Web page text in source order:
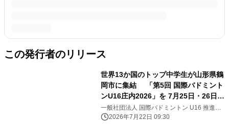
この発行者のリリース
世界13か国のトップ中学生が山形県鶴
岡市に集結 「第5回 国際バドミント
ンU16庄内2026」を 7月25日・26日に
開催 全78試合 YouTubeライブ配
信
一般社団法人 国際バドミントン U16 推進協
議会2026年7月22日 09:30